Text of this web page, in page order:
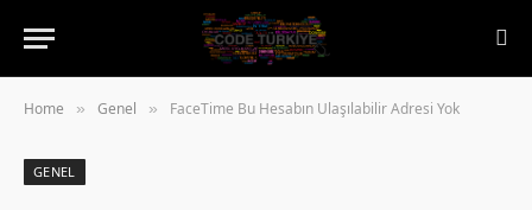
Home » Genel » FaceTime Bu Hesabın Ulaşılabilir Adresi Yok
GENEL